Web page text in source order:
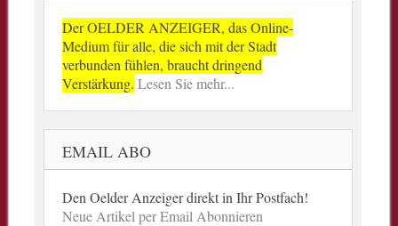
Der OELDER ANZEIGER, das Online-
Medium für alle, die sich mit der Stadt
verbunden fühlen, braucht dringend
Verstärkung. Lesen Sie mehr...
EMAIL ABO
Den Oelder Anzeiger direkt in Ihr Postfach!
Neue Artikel per Email Abonnieren